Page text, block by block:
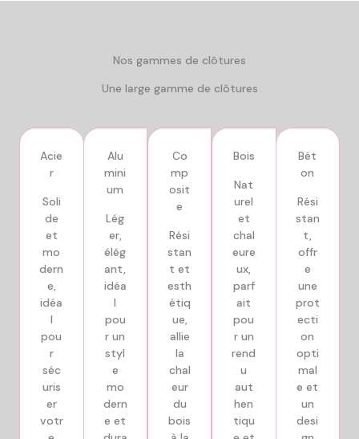
Nos gammes de clôtures
Une large gamme de clôtures
Acie
r
Soli
de
et
mo
dern
e,
idéa
l
pou
r
séc
uris
er
votr
Alu
mini
um
Lég
er,
élég
ant,
idéa
l
pou
r un
styl
e
mo
dern
e et
Co
mp
osit
e​
Rési
stan
t et
esth
étiq
ue,
allie
la
chal
eur
du
bois
Bois
Nat
urel
et
chal
eure
ux,
parf
ait
pou
r un
rend
u
aut
hen
tiqu
Bét
on
Rési
stan
t,
offr
e
une
prot
ecti
on
opti
mal
e et
un
desi